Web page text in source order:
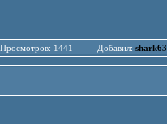
Просмотров: 1441 Добавил: shark63